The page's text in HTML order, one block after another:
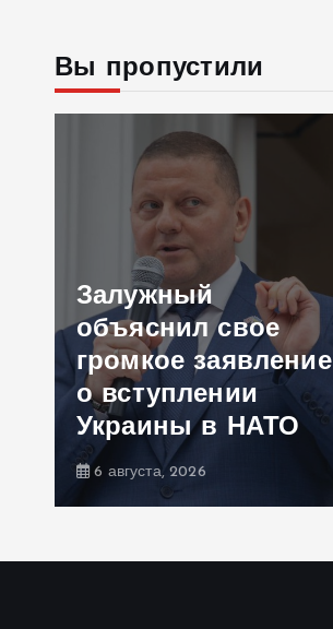
Вы пропустили
Залужный
объяснил свое
громкое заявление
о вступлении
Украины в НАТО
6 августа, 2026